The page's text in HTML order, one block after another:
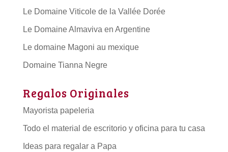
Le Domaine Viticole de la Vallée Dorée
Le Domaine Almaviva en Argentine
Le domaine Magoni au mexique
Domaine Tianna Negre
Regalos Originales
Mayorista papeleria
Todo el material de escritorio y oficina para tu casa
Ideas para regalar a Papa